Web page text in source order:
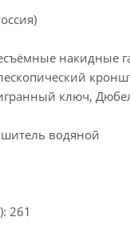
накидные
ключ,
водяной
261